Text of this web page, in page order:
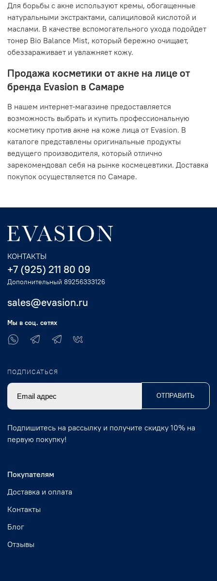
Для борьбы с акне используют кремы, обогащенные
натуральными экстрактами, салициловой кислотой и
маслами. В качестве вспомогательного ухода подойдет
тонер Bio Balance Mist, который бережно очищает,
обеззараживает и увлажняет кожу.
Продажа косметики от акне на лице от
бренда Evasion в Самаре
В нашем интернет-магазине предоставляется
возможность выбрать и купить профессиональную
косметику против акне на коже лица от Evasion. В
каталоге представлены оригинальные продукты
ведущего производителя, который отлично
зарекомендовал себя на рынке космецевтики. Доставка
покупок осуществляется по Самаре.
Покупателям
Доставка и оплата
Контакты
Блог
Отзывы
КОНТАКТЫ
+7 (925) 211 80 09
Дополнительный 89256333126
sales@evasion.ru
Мы в соц. сетях
ПОДПИСАТЬСЯ
ОТПРАВИТЬ
Подпишитесь на рассылку и получите скидку 10% на
первую покупку!